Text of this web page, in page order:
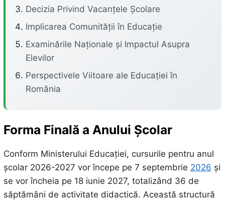
Decizia Privind Vacanțele Școlare
Implicarea Comunității în Educație
Examinările Naționale și Impactul Asupra
Elevilor
Perspectivele Viitoare ale Educației în
România
Forma Finală a Anului Școlar
Conform Ministerului Educației, cursurile pentru anul
școlar 2026-2027 vor începe pe 7 septembrie 2026 și
se vor încheia pe 18 iunie 2027, totalizând 36 de
săptămâni de activitate didactică. Această structură